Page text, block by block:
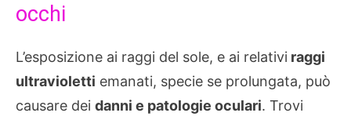
occhi
L’esposizione ai raggi del sole, e ai relativi raggi
ultravioletti emanati, specie se prolungata, può
causare dei danni e patologie oculari. Trovi